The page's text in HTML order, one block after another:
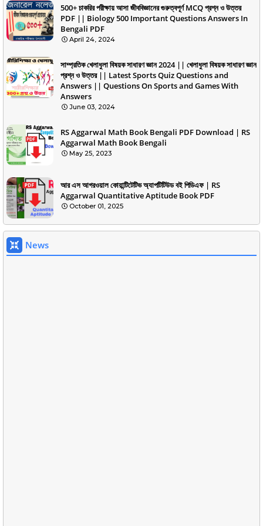
500+ চাকরির পরীক্ষায় আসা জীববিজ্ঞানের গুরুত্বপূর্ণ MCQ প্রশ্ন ও উত্তর
PDF || Biology 500 Important Questions Answers In
Bengali PDF
April 24, 2024
সাম্প্রতিক খেলাধুলা বিষয়ক সাধারণ জ্ঞান 2024 || খেলাধুলা বিষয়ক সাধারণ জ্ঞান
প্রশ্ন ও উত্তর || Latest Sports Quiz Questions and
Answers || Questions On Sports and Games With
Answers
June 03, 2024
RS Aggarwal Math Book Bengali PDF Download | RS
Aggarwal Math Book Bengali
May 25, 2023
আর এস আগরওয়াল কোয়ান্টিটেটিভ অ্যাপটিটিউড বই পিডিএফ | RS
Aggarwal Quantitative Aptitude Book PDF
October 01, 2025
News